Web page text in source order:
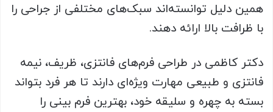
همین دلیل توانسته‌اند سبک‌های مختلفی از جراحی را
با ظرافت بالا ارائه دهند.
دکتر کاظمی در طراحی فرم‌های فانتزی، ظریف، نیمه
فانتزی و طبیعی مهارت ویژه‌ای دارند تا هر فرد بتواند
بسته به چهره و سلیقه خود، بهترین فرم بینی را